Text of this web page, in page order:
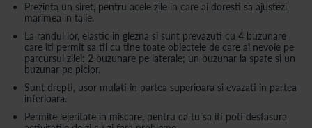
Prezinta un siret, pentru acele zile in care ai doresti sa ajustezi
marimea in talie.
La randul lor, elastic in glezna si sunt prevazuti cu 4 buzunare
care iti permit sa tii cu tine toate obiectele de care ai nevoie pe
parcursul zilei: 2 buzunare pe laterale; un buzunar la spate si un
buzunar pe picior.
Sunt drepti, usor mulati in partea superioara si evazati in partea
inferioara.
Permite lejeritate in miscare, pentru ca tu sa iti poti desfasura